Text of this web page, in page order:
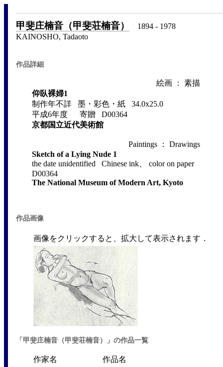
甲斐庄楠音（甲斐荘楠音）
1894 - 1978
KAINOSHO, Tadaoto
作品詳細
絵画 ： 素描
仰臥裸婦1
制作年不詳 墨・彩色・紙 34.0x25.0
平成6年度 寄贈 D00364
京都国立近代美術館
Paintings ： Drawings
Sketch of a Lying Nude 1
the date unidentified Chinese ink、 color on paper
D00364
The National Museum of Modern Art, Kyoto
作品画像
画像をクリックすると、拡大して表示されます．
「甲斐庄楠音（甲斐荘楠音）」の作品一覧
作家名
作品名